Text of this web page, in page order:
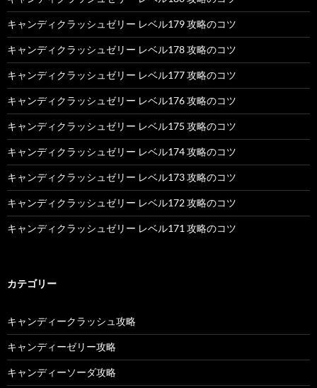
キャンディクラッシュゼリー レベル179 攻略のコツ
キャンディクラッシュゼリー レベル178 攻略のコツ
キャンディクラッシュゼリー レベル177 攻略のコツ
キャンディクラッシュゼリー レベル176 攻略のコツ
キャンディクラッシュゼリー レベル175 攻略のコツ
キャンディクラッシュゼリー レベル174 攻略のコツ
キャンディクラッシュゼリー レベル173 攻略のコツ
キャンディクラッシュゼリー レベル172 攻略のコツ
キャンディクラッシュゼリー レベル171 攻略のコツ
カテゴリー
キャンディークラッシュ攻略
キャンディーゼリー攻略
キャンディーソーダ攻略